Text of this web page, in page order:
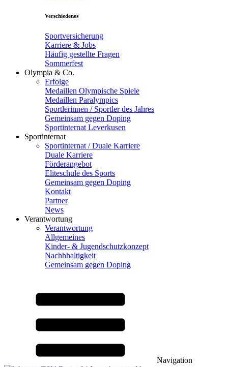
Verschiedenes
Sportversicherung
Karriere & Jobs
Häufig gestellte Fragen
Sommerfest
Olympia & Co.
Erfolge
Medaillen Olympische Spiele
Medaillen Paralympics
Sportlerinnen / Sportler des Jahres
Gemeinsam gegen Doping
Sportinternat Leverkusen
Sportinternat
Sportinternat / Duale Karriere
Duale Karriere
Förderangebot
Eliteschule des Sports
Gemeinsam gegen Doping
Kontakt
Partner
News
Verantwortung
Verantwortung
Allgemeines
Kinder- & Jugendschutzkonzept
Nachhhaltigkeit
Gemeinsam gegen Doping
Navigation